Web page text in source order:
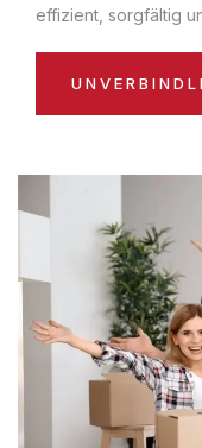
effizient, sorgfältig